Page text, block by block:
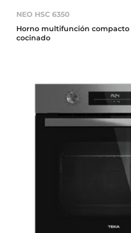
NEO HSC 6350
Horno multifunción
cocinado